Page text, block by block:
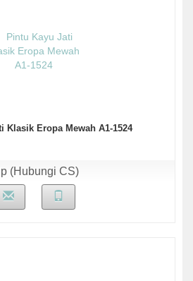
Klasik Eropa Mewah A1-1524
(Hubungi CS)